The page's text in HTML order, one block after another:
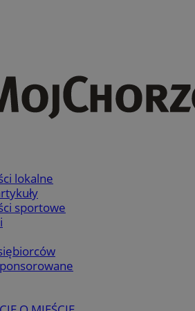
lokalne
sportowe